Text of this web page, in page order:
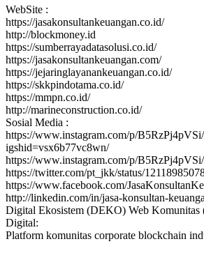
WebSite :
https://jasakonsultankeuangan.co.id/
http://blockmoney.id
https://sumberrayadatasolusi.co.id/
https://jasakonsultankeuangan.com/
https://jejaringlayanankeuangan.co.id/
https://skkpindotama.co.id/
https://mmpn.co.id/
http://marineconstruction.co.id/
Sosial Media :
https://www.instagram.com/p/
igshid=vsx6b77vc8wn/
https://www.instagram.com/p/
https://twitter.com/pt_jkk/status/
https://www.facebook.com/
http://linkedin.com/in/jasa-konsultan-
Digital Ekosistem (DEKO) Web
Digital:
Platform komunitas corporate blockchain